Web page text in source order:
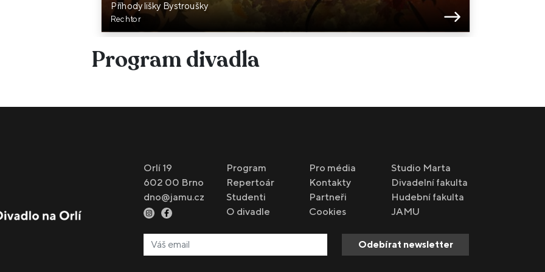
Příhody lišky Bystroušky
Rechtor
Program divadla
Orlí 19
602 00 Brno
dno@jamu.cz
Program
Repertoár
Studenti
O divadle
Pro média
Kontakty
Partneři
Cookies
Studio Marta
Divadelní fakulta
Hudební fakulta
JAMU